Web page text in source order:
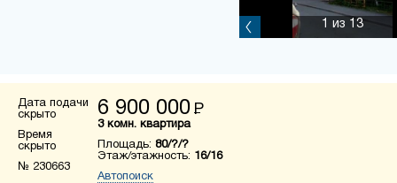
1 из 13
Дата подачи
скрыто
Время
скрыто
№ 230663
6 900 000 Р
3 комн. квартира
Площадь: 80/?/?
Этаж/этажность: 16/16
Автопоиск